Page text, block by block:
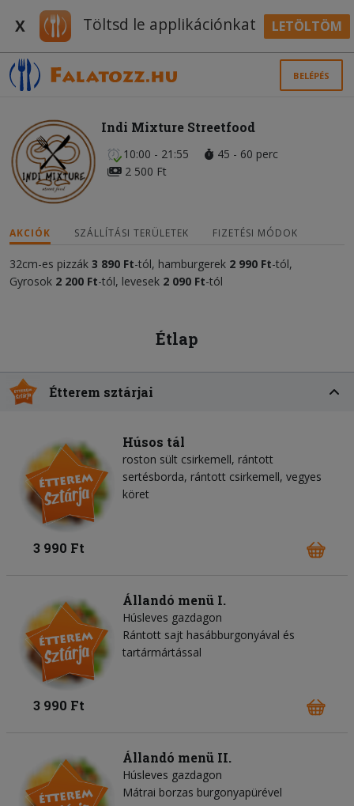
X Töltsd le applikációnkat LETÖLTÖM
BELÉPÉS
Indi Mixture Streetfood
10:00 - 21:55
45 - 60 perc
2 500 Ft
AKCIÓK SZÁLLÍTÁSI TERÜLETEK FIZETÉSI MÓDOK
32cm-es pizzák 3 890 Ft-tól, hamburgerek 2 990 Ft-tól,
Gyrosok 2 200 Ft-tól, levesek 2 090 Ft-tól
Étlap
Étterem sztárjai
Húsos tál
roston sült csirkemell, rántott
sertésborda, rántott csirkemell, vegyes
köret
3 990 Ft
Állandó menü I.
Húsleves gazdagon
Rántott sajt hasábburgonyával és
tartármártással
3 990 Ft
Állandó menü II.
Húsleves gazdagon
Mátrai borzas burgonyapürével